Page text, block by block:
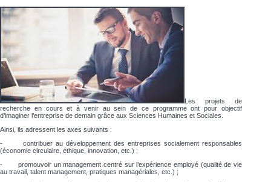
Les projets de
recherche en cours et à venir au sein de ce programme ont pour objectif
d’imaginer l’entreprise de demain grâce aux Sciences Humaines et Sociales.
Ainsi, ils adressent les axes suivants :
- contribuer au développement des entreprises socialement responsables
(économie circulaire, éthique, innovation, etc.) ;
- promouvoir un management centré sur l’expérience employé (qualité de vie
au travail, talent management, pratiques managériales, etc.) ;